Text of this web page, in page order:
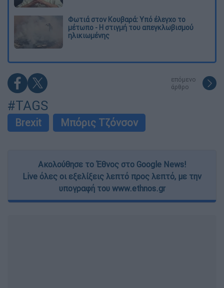
Φωτιά στον Κουβαρά: Υπό έλεγχο το
μέτωπο - Η στιγμή του απεγκλωβισμού
ηλικιωμένης
επόμενο
άρθρο
#TAGS
Brexit Μπόρις Τζόνσον
Ακολούθησε το Έθνος στο Google News!
Live όλες οι εξελίξεις λεπτό προς λεπτό, με την
υπογραφή του www.ethnos.gr